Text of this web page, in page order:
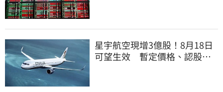
星宇航空現增3億股！8月18日
可望生效 暫定價格、認股規